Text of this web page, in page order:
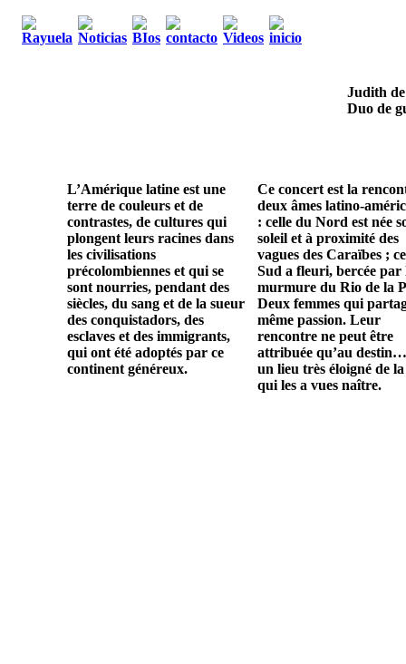
Judith
Duo de
L’Amérique latine est une
terre de couleurs et de
contrastes, de cultures qui
plongent leurs racines dans
les civilisations
précolombiennes et qui se
sont nourries, pendant des
siècles, du sang et de la sueur
des conquistadors, des
esclaves et des immigrants,
qui ont été adoptés par ce
continent généreux.
Ce concert est la
deux âmes latino-
: celle du Nord est née
soleil et à proximité des
vagues des Caraïbes ;
Sud a fleuri, bercée par
murmure du Rio de la
Deux femmes qui
même passion. Leur
rencontre ne peut être
attribuée qu’au
un lieu très éloigné de
qui les a vues naître.